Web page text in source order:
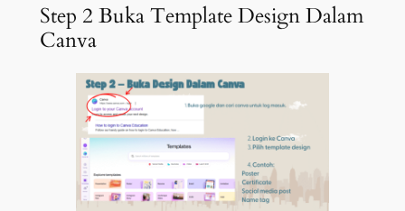
Step 2 Buka Template Design Dalam
Canva